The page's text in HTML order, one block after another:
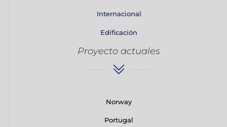
Internacional
Edificación
Proyecto actuales
Norway
Portugal